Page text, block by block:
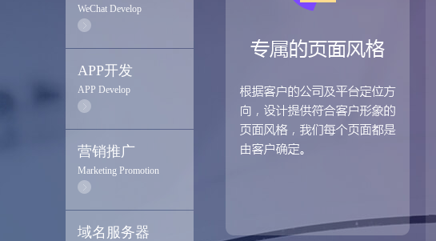
WeChat Develop
APP开发
APP Develop
营销推广
Marketing Promotion
域名服务器